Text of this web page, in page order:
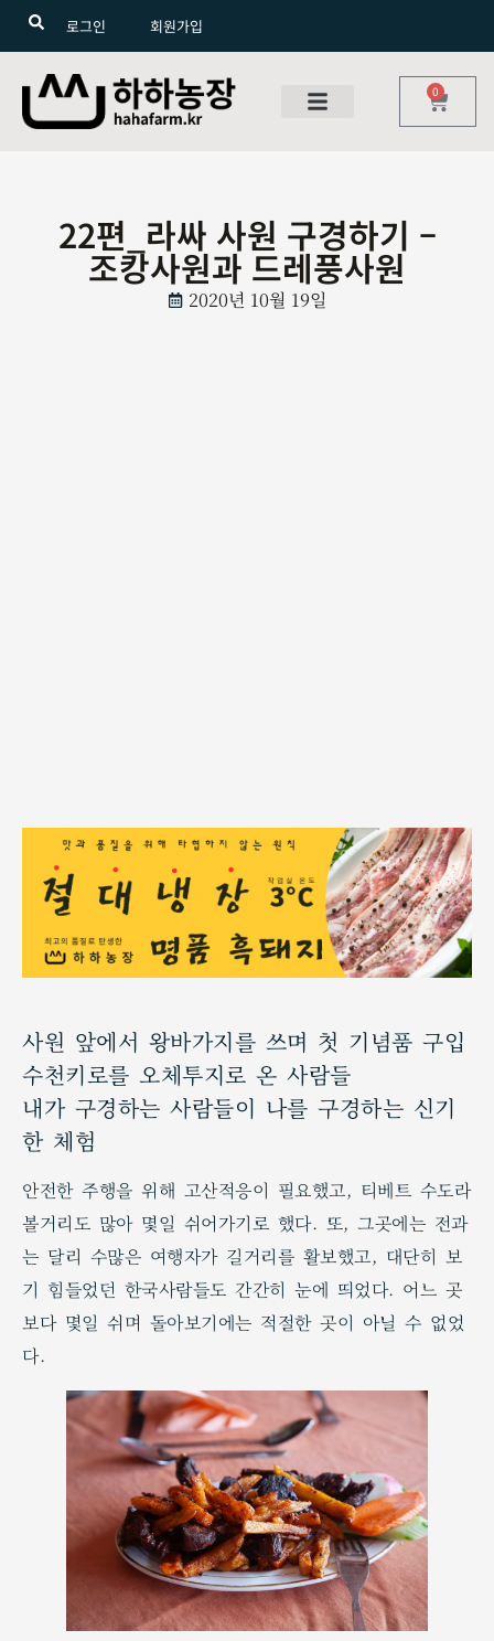
로그인 회원가입
0
22편_라싸 사원 구경하기 –
조캉사원과 드레풍사원
2020년 10월 19일
사원 앞에서 왕바가지를 쓰며 첫 기념품 구입
수천키로를 오체투지로 온 사람들
내가 구경하는 사람들이 나를 구경하는 신기
한 체험
안전한 주행을 위해 고산적응이 필요했고, 티베트 수도라
볼거리도 많아 몇일 쉬어가기로 했다. 또, 그곳에는 전과
는 달리 수많은 여행자가 길거리를 활보했고, 대단히 보
기 힘들었던 한국사람들도 간간히 눈에 띄었다. 어느 곳
보다 몇일 쉬며 돌아보기에는 적절한 곳이 아닐 수 없었
다.